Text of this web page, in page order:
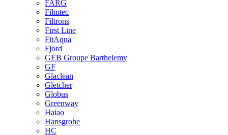
FARG
Filmtec
Filtrons
First Line
FitAqua
Fjord
GEB Groupe Barthelemy
GF
Glaclean
Gletcher
Globus
Greenway
Haiao
Hansgrohe
HC